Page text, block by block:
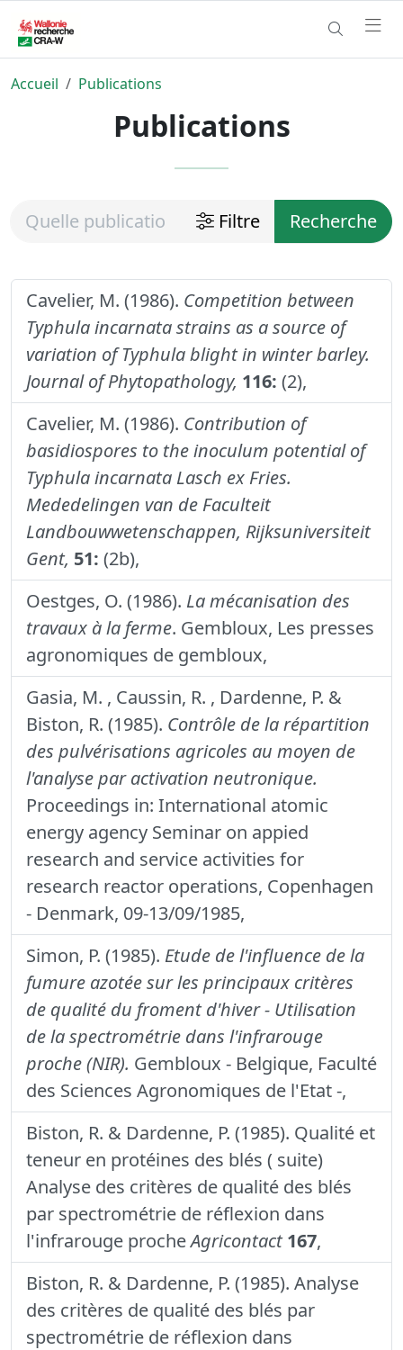
Accueil Publications
Publications
Filtre Recherche
Cavelier, M. (1986). Competition between
Typhula incarnata strains as a source of
variation of Typhula blight in winter barley.
Journal of Phytopathology, 116: (2),
Cavelier, M. (1986). Contribution of
basidiospores to the inoculum potential of
Typhula incarnata Lasch ex Fries.
Mededelingen van de Faculteit
Landbouwwetenschappen, Rijksuniversiteit
Gent, 51: (2b),
Oestges, O. (1986). La mécanisation des
travaux à la ferme. Gembloux, Les presses
agronomiques de gembloux,
Gasia, M. , Caussin, R. , Dardenne, P. &
Biston, R. (1985). Contrôle de la répartition
des pulvérisations agricoles au moyen de
l'analyse par activation neutronique.
Proceedings in: International atomic
energy agency Seminar on appied
research and service activities for
research reactor operations, Copenhagen
- Denmark, 09-13/09/1985,
Simon, P. (1985). Etude de l'influence de la
fumure azotée sur les principaux critères
de qualité du froment d'hiver - Utilisation
de la spectrométrie dans l'infrarouge
proche (NIR). Gembloux - Belgique, Faculté
des Sciences Agronomiques de l'Etat -,
Biston, R. & Dardenne, P. (1985). Qualité et
teneur en protéines des blés ( suite)
Analyse des critères de qualité des blés
par spectrométrie de réflexion dans
l'infrarouge procheAgricontact 167,
Biston, R. & Dardenne, P. (1985). Analyse
des critères de qualité des blés par
spectrométrie de réflexion dans